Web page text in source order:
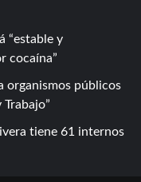
“estable y
cocaína
organismos públicos
Trabajo
tiene 61 internos